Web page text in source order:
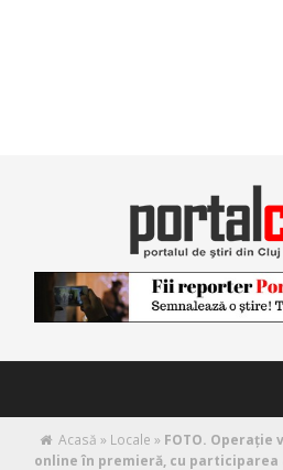
Acasă » Locale » FOTO.
online în premieră, cu participarea